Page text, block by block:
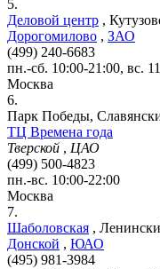
5.
Деловой центр ,
Дорогомилово , ЗАО
(499) 240-6683
пн.-сб. 10:00-21:00, вс.
Москва
6.
Парк Победы,
ТЦ Времена года
Тверской , ЦАО
(499) 500-4823
пн.-вс. 10:00-22:00
Москва
7.
Шаболовская ,
Донской , ЮАО
(495) 981-3984